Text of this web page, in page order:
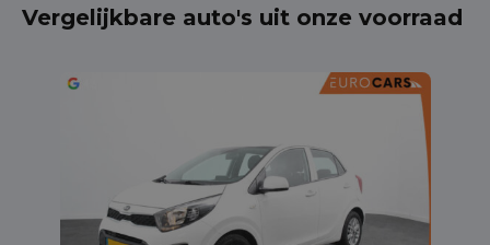
Vergelijkbare auto's uit onze voorraad